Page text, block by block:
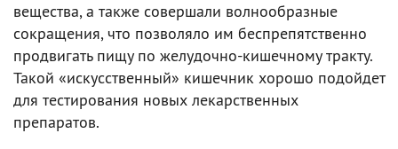
вещества, а также совершали волнообразные
сокращения, что позволяло им беспрепятственно
продвигать пищу по желудочно-кишечному тракту.
Такой «искусственный» кишечник хорошо подойдет
для тестирования новых лекарственных
препаратов.